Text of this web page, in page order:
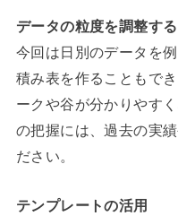
データの粒度を調整する
今回は日別のデータを
積み表を作ることもで
ークや谷が分かりやす
の把握には、過去の実
ださい。
テンプレートの活用